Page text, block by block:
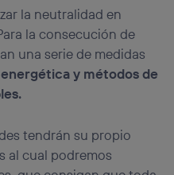
la neutralidad en
la consecución de
una serie de medidas
y métodos de
tendrán su propio
al cual podremos